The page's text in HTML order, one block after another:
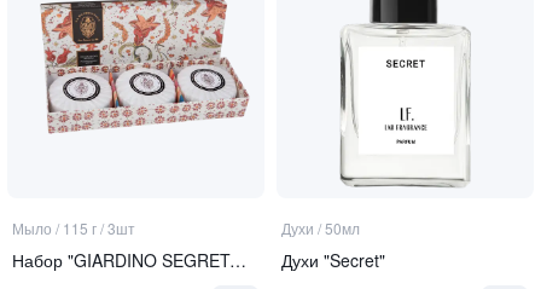
Мыло / 115 г / 3шт
Набор "GIARDINO SEGRETO Pomegranate & Neroli"
Духи /50мл
Духи "Secret"